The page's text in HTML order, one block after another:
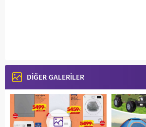
DİĞER GALERİLER